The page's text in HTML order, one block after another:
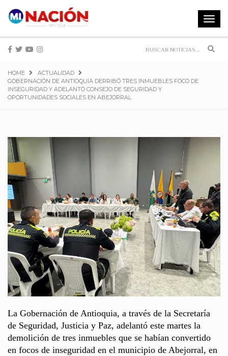
Toggle
HOME
ACTUALIDAD
GOBERNACIÓN DE ANTIOQUIA DERRIBÓ TRES INMUEBLES FOCO DE
INSEGURIDAD Y ADELANTÓ CONSEJO DE SEGURIDAD Y
OPORTUNIDADES SOCIALES EN ABEJORRAL
La Gobernación de Antioquia, a través de la Secretaría
de Seguridad, Justicia y Paz, adelantó este martes la
demolición de tres inmuebles que se habían convertido
en focos de inseguridad en el municipio de Abejorral, en